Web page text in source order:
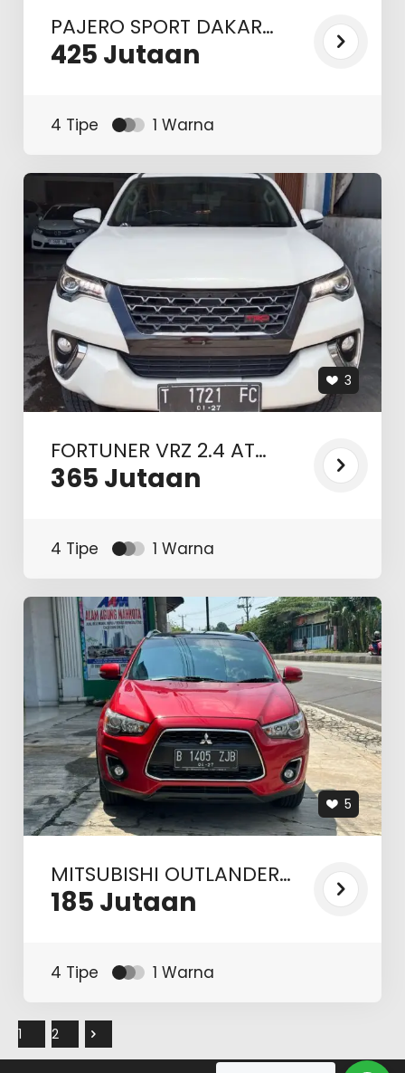
PAJERO SPORT DAKAR
ULTIMATE 2.4 AT 2019
425 Jutaan
4 Tipe 1 Warna
FORTUNER VRZ 2.4 AT
2016
365 Jutaan
3
4 Tipe 1 Warna
MITSUBISHI OUTLANDER
2.0 E AT 2017
185 Jutaan
5
4 Tipe 1 Warna
1 2